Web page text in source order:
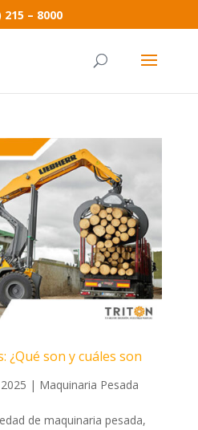
215 – 8000
¿Qué son y cuáles son
| Maquinaria Pesada
de maquinaria pesada,